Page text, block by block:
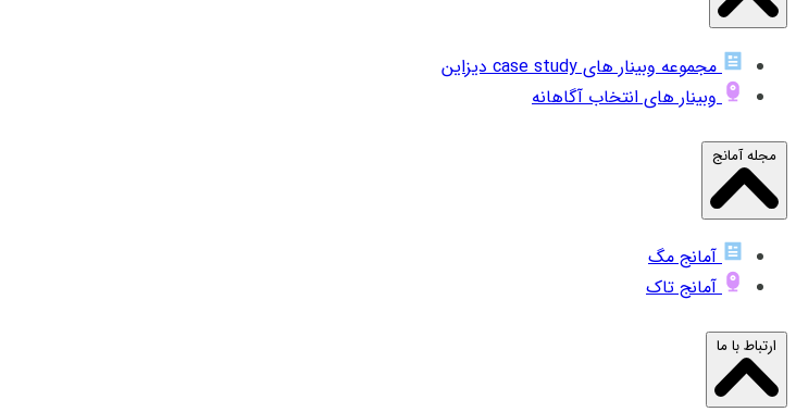
مجموعه وبینار های case study دیزاین
وبینار های انتخاب آگاهانه
مجله آمانج
آمانج مگ
آمانج تاک
ارتباط با ما